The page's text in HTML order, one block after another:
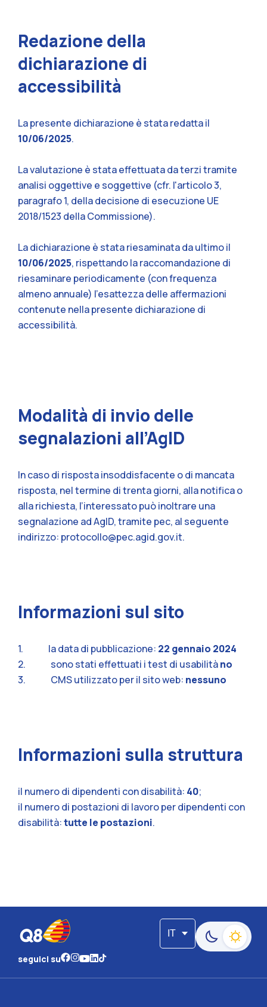
Redazione della
dichiarazione di
accessibilità
La presente dichiarazione è stata redatta il
10/06/2025.
La valutazione è stata effettuata da terzi tramite
analisi oggettive e soggettive (cfr. l'articolo 3,
paragrafo 1, della decisione di esecuzione UE
2018/1523 della Commissione).
La dichiarazione è stata riesaminata da ultimo il
10/06/2025, rispettando la raccomandazione di
riesaminare periodicamente (con frequenza
almeno annuale) l’esattezza delle affermazioni
contenute nella presente dichiarazione di
accessibilità.
Modalità di invio delle
segnalazioni all’AgID
In caso di risposta insoddisfacente o di mancata
risposta, nel termine di trenta giorni, alla notifica o
alla richiesta, l’interessato può inoltrare una
segnalazione ad AgID, tramite pec, al seguente
indirizzo: protocollo@pec.agid.gov.it.
Informazioni sul sito
1. la data di pubblicazione: 22 gennaio 2024
2. sono stati effettuati i test di usabilitàno
3. CMS utilizzato per il sito web: nessuno
Informazioni sulla struttura
il numero di dipendenti con disabilità: 40;
il numero di postazioni di lavoro per dipendenti con
disabilità:tutte le postazioni.
IT
Passa alla
seguici su